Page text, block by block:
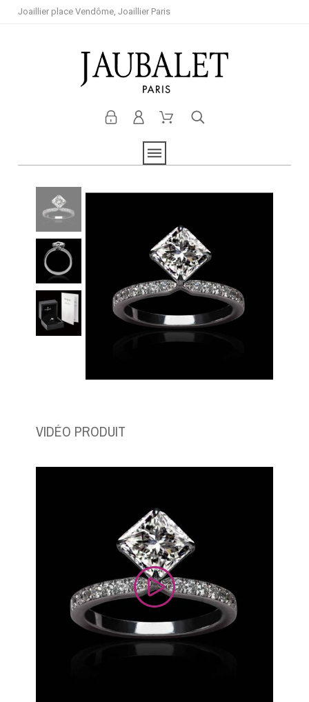
Joaillier place Vendôme, Joaillier Paris
VIDÉO PRODUIT